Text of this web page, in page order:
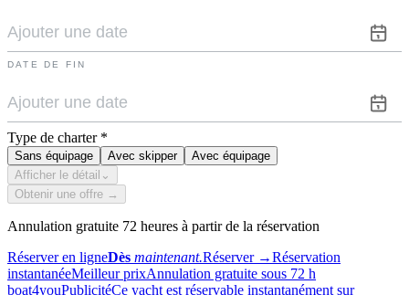
DATE DE FIN
Type de charter *
Sans équipage Avec skipper
Avec équipage
Afficher le détail ⌄
Obtenir une offre →
Annulation gratuite 72 heures à partir de la réservation
Réserver en ligneDès maintenant.Réserver →Réservation
instantanéeMeilleur prixAnnulation gratuite sous 72 h
boat4youPublicitéCe yacht est réservable instantanément sur